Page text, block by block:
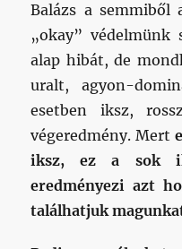
Balázs a semmiből
„okay” védelmünk
alap hibát, de
uralt, agyon-
esetben iksz,
végeredmény. Mert
iksz, ez a sok
eredményezi azt
találhatjuk